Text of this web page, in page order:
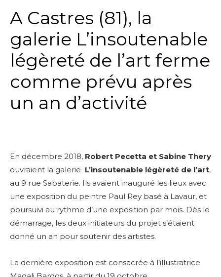
A Castres (81), la
galerie L’insoutenable
légèreté de l’art ferme
comme prévu après
un an d’activité
En décembre 2018, Robert Pecetta et Sabine Thery
ouvraient la galerie L’insoutenable légèreté de l’art,
au 9 rue Sabaterie. Ils avaient inauguré les lieux avec
une exposition du peintre Paul Rey basé à Lavaur, et
poursuivi au rythme d’une exposition par mois. Dès le
démarrage, les deux initiateurs du projet s’étaient
donné un an pour soutenir des artistes.
La dernière exposition est consacrée à l’illustratrice